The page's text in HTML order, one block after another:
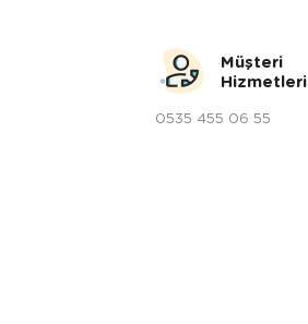
Müşteri
Hizmetleri
0535 455 06 55